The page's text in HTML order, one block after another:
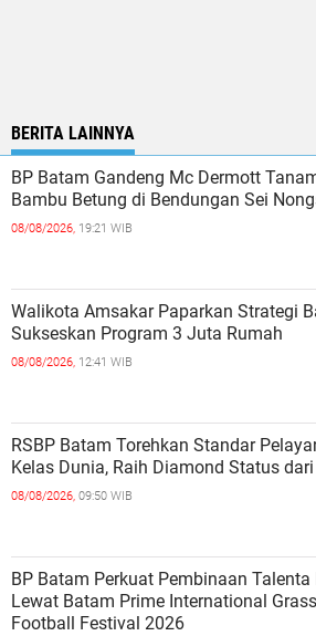
BERITA LAINNYA
BP Batam Gandeng Mc Dermott
Bambu Betung di Bendungan Sei
08/08/2026, 19:21 WIB
Walikota Amsakar Paparkan Strategi
Sukseskan Program 3 Juta Rumah
08/08/2026, 12:41 WIB
RSBP Batam Torehkan Standar
Kelas Dunia, Raih Diamond Status dari
08/08/2026, 09:50 WIB
BP Batam Perkuat Pembinaan Talenta
Lewat Batam Prime International
Football Festival 2026